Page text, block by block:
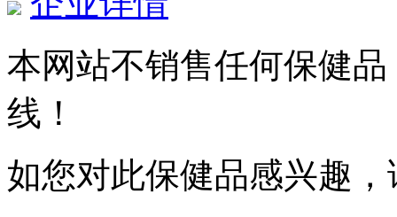
本网站不销售任何保健
线！
如您对此保健品感兴趣